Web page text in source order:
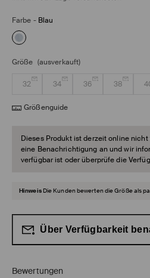
Farbe - Blau
Größe (ausverkauft)
32 34 36 38
Größenguide
Dieses Produkt ist derzeit online
eine Benachrichtigung an und wir
verfügbar ist oder überprüfe die
Hinweis Die Kunden bewerten die Größe als
Über Verfügbarkeit
Bewertungen